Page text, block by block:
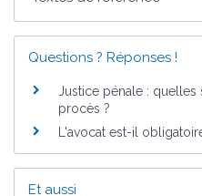
Questions ? Réponses !
Justice pénale : quelles
procès ?
L'avocat est-il
Et aussi